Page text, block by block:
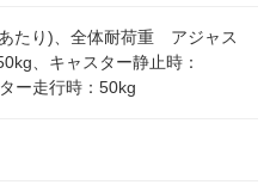
たり)、全体耐荷重 アジャス
、キャスター静止時：
ー走行時：50kg